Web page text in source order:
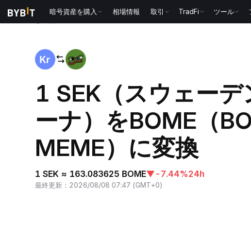
暗号資産を購入 相場情報 取引 TradFi ツール
1 SEK（スウェーデ
ーナ）をBOME（
MEME）に変換
1 SEK ≈ 163.083625 BOME▼-7.44%24h
最終更新 ： 2026/08/08 07:47 (GMT+0)